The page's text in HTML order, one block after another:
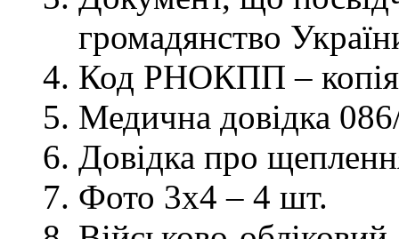
громадянство
Код РНОКПП – копія
Медична довідка
Довідка про
Фото 3х4 – 4 шт.